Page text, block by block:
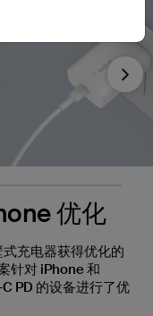
Next
优化
充电器获得优化的
针对 iPhone 和
PD 的设备进行了优